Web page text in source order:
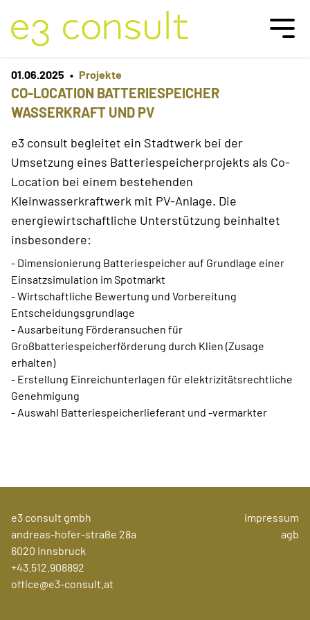
01.06.2025 • Projekte
CO-LOCATION BATTERIESPEICHER
WASSERKRAFT UND PV
e3 consult begleitet ein Stadtwerk bei der
Umsetzung eines Batteriespeicherprojekts als Co-
Location bei einem bestehenden
Kleinwasserkraftwerk mit PV-Anlage. Die
energiewirtschaftliche Unterstützung beinhaltet
insbesondere:
- Dimensionierung Batteriespeicher auf Grundlage einer
Einsatzsimulation im Spotmarkt
- Wirtschaftliche Bewertung und Vorbereitung
Entscheidungsgrundlage
- Ausarbeitung Förderansuchen für
Großbatteriespeicherförderung durch Klien (Zusage
erhalten)
- Erstellung Einreichunterlagen für elektrizitätsrechtliche
Genehmigung
- Auswahl Batteriespeicherlieferant und -vermarkter
e3 consult gmbh
andreas-hofer-straße 28a
6020 innsbruck
+43.512.908892
office@e3-consult.at
impressum
agb